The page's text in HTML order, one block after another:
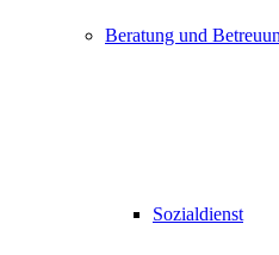
Beratung und
Sozialdienst